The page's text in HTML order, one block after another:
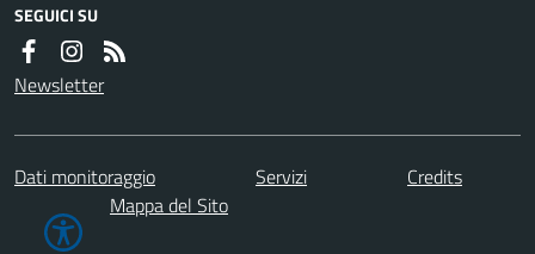
SEGUICI SU
Newsletter
Dati monitoraggio Servizi
Credits
Mappa del Sito